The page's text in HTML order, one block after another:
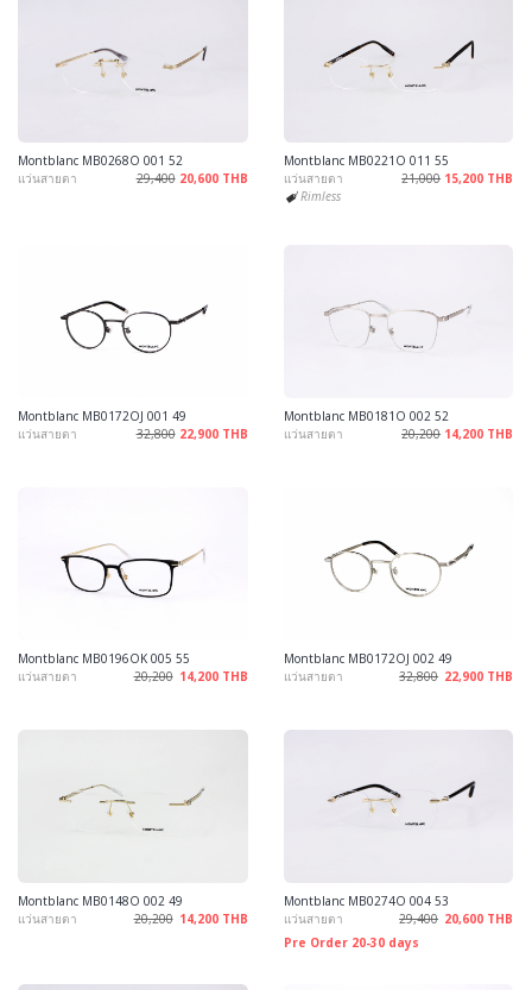
Montblanc MB0268O 001 52
แว่นสายตา
29,400 20,600 THB
Montblanc MB0221O 011 55
แว่นสายตา
21,000 15,200 THB
Rimless
Montblanc MB0172OJ 001 49
แว่นสายตา
32,800 22,900 THB
Montblanc MB0181O 002 52
แว่นสายตา
20,200 14,200 THB
Montblanc MB0196OK 005 55
แว่นสายตา
20,200 14,200 THB
Montblanc MB0172OJ 002 49
แว่นสายตา
32,800 22,900 THB
Montblanc MB0148O 002 49
แว่นสายตา
20,200 14,200 THB
Montblanc MB0274O 004 53
แว่นสายตา
29,400 20,600 THB
Pre Order 20-30 days